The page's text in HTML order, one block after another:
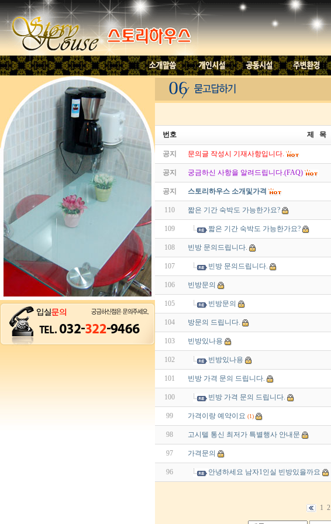
번호
제 목
공지 문의글 작성시 기재사항입니다.
공지 궁금하신 사항을 알려드립니다.(FAQ)
공지 스토리하우스 소개및가격
110 짧은 기간 숙박도 가능한가요?
109 짧은 기간 숙박도 가능한가요?
108 빈방 문의드립니다.
107 빈방 문의드립니다.
106 빈방문의
105 빈방문의
104 방문의 드립니다.
103 빈방있나용
102 빈방있나용
101 빈방 가격 문의 드립니다.
100 빈방 가격 문의 드립니다.
99 가격이랑 예약이요 (1)
98 고시텔 통신 최저가 특별행사 안내문
97 가격문의
96 안녕하세요 남자1인실 빈방있을까요
1 2